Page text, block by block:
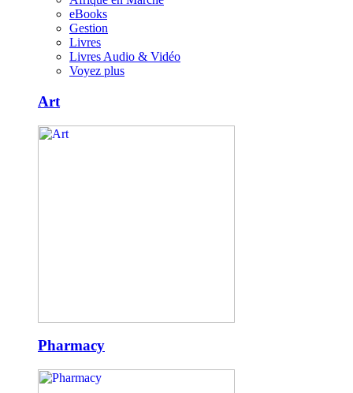
eBooks
Gestion
Livres
Livres Audio & Vidéo
Voyez plus
Art
Pharmacy